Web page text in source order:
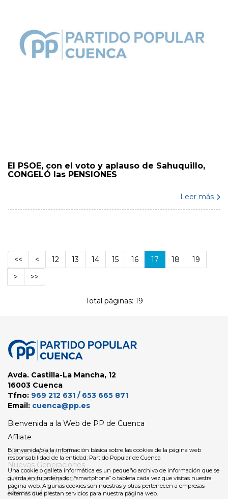
El PSOE, con el voto y aplauso de Sahuquillo,
CONGELÓ las PENSIONES
Leer más
<< < 12 13 14 15 16 17 18
19
>
>>
Total páginas: 19
Avda. Castilla-La Mancha, 12
16003 Cuenca
Tfno: 969 212 631 / 653 665 871
Email: cuenca@pp.es
Bienvenida a la Web de PP de Cuenca
Afíliate
¿Quienes Somos?
Nuevas Generaciones
Artículos de Opinión
Multimedias
Bienvenida/o a la información básica sobre las cookies de la página web
responsabilidad de la entidad: Partido Popular de Cuenca
Una cookie o galleta informática es un pequeño archivo de información que se
guarda en tu ordenador, “smartphone” o tableta cada vez que visitas nuestra
página web. Algunas cookies son nuestras y otras pertenecen a empresas
externas que prestan servicios para nuestra página web.